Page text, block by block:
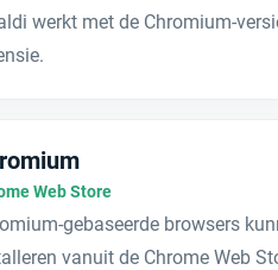
werkt met de Chromium-
Web Store
gebaseerde browsers
vanuit de Chrome Web